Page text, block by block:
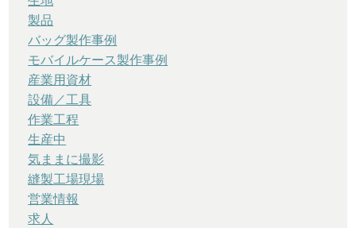
製品
バッグ製作事例
モバイルケース製作事例
産業用資材
設備／工具
作業工程
生産中
気ままに撮影
縫製工場現場
営業情報
求人